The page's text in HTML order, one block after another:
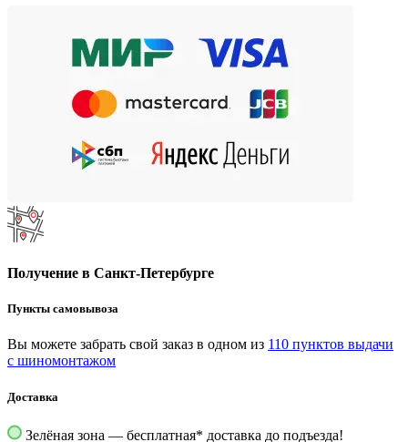
Получение в Санкт-Петербурге
Пункты самовывоза
Вы можете забрать свой заказ в одном из 110 пунктов выдачи
с шиномонтажом
Доставка
Зелёная зона — бесплатная* доставка до подъезда!